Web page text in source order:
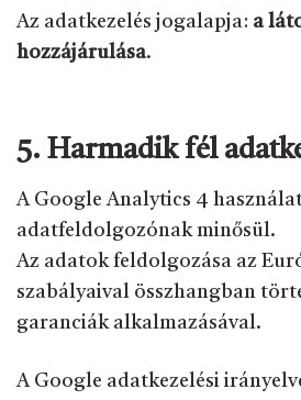
Az adatkezelés jogalapja: a
hozzájárulása.
5. Harmadik fél
A Google Analytics 4
adatfeldolgozónak minősül.
Az adatok feldolgozása az
szabályaival összhangban
garanciák alkalmazásával.
A Google adatkezelési